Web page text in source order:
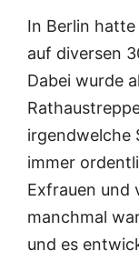
In Berlin hatte
auf diversen
Dabei wurde
irgendwelche
immer
Exfrauen und
manchmal
und es